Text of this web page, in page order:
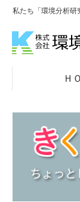
私たち「環境分析
Ｈ